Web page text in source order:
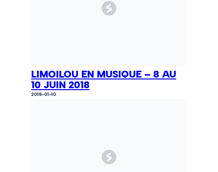
LIMOILOU EN MUSIQUE – 8 AU
10 JUIN 2018
2018-01-10